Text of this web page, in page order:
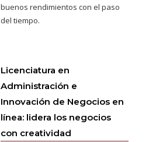
buenos rendimientos con el paso
del tiempo.
Licenciatura en
Administración e
Innovación de Negocios en
línea: lidera los negocios
con creatividad